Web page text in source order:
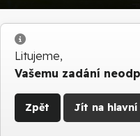
Info
Litujeme,
Vašemu zadání
Zpět Jít na